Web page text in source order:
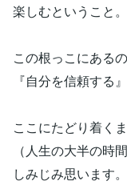
楽しむということ。
この根っこにあるの
『自分を信頼する
ここにたどり着くま
（人生の大半の時
しみじみ思います。